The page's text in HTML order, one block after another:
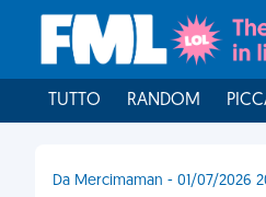
TUTTO RANDOM
Da Mercimaman - 01/07/2026